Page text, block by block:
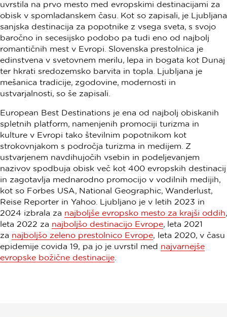
uvrstila na prvo mesto med evropskimi destinacijami za
obisk v spomladanskem času. Kot so zapisali, je Ljubljana
sanjska destinacija za popotnike z vsega sveta, s svojo
baročno in secesijsko podobo pa tudi eno od najbolj
romantičnih mest v Evropi. Slovenska prestolnica je
edinstvena v svetovnem merilu, lepa in bogata kot Dunaj
ter hkrati sredozemsko barvita in topla. Ljubljana je
mešanica tradicije, zgodovine, modernosti in
ustvarjalnosti, so še zapisali.
European Best Destinations je ena od najbolj obiskanih
spletnih platform, namenjenih promociji turizma in
kulture v Evropi tako številnim popotnikom kot
strokovnjakom s področja turizma in medijem. Z
ustvarjenem navdihujočih vsebin in podeljevanjem
nazivov spodbuja obisk več kot 400 evropskih destinacij
in zagotavlja mednarodno promocijo v vodilnih medijih,
kot so Forbes USA, National Geographic, Wanderlust,
Reise Reporter in Yahoo. Ljubljano je v letih 2023 in
2024 izbrala za najboljše evropsko mesto za krajši oddih,
leta 2022 za najboljšo destinacijo Evrope, leta 2021
za najboljšo zeleno prestolnico Evrope, leta 2020, v času
epidemije covida 19, pa jo je uvrstil med najvarnejše
evropske božične destinacije